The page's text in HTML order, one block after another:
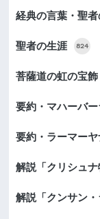
経典の言葉・聖
聖者の生涯 824
菩薩道の虹の宝飾
要約・マハーバー
要約・ラーマー
解説「クリシュナ
解説「クンサン・